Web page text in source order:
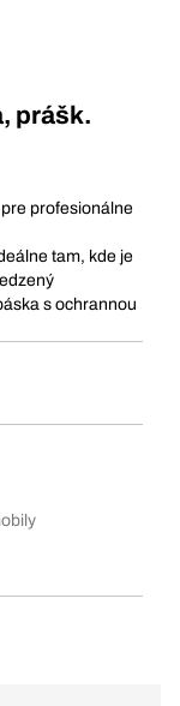
prášk.
profesionálne
tam, kde je
s ochrannou